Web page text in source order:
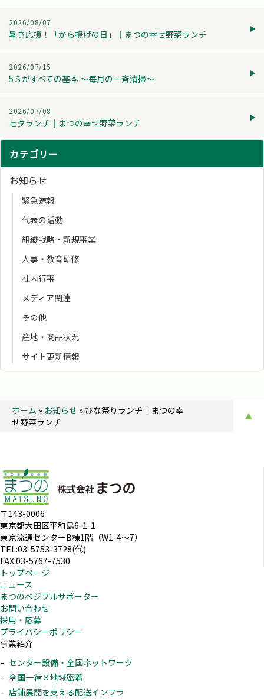
2026/08/07
暑さ応援！「から揚げの日」│まつの幸せ野菜ランチ
2026/07/15
5Ｓがすべての基本 ～毎月の一斉清掃～
2026/07/08
七夕ランチ│まつの幸せ野菜ランチ
カテゴリー
お知らせ
緊急速報
代表の活動
組織戦略・新規事業
人事・教育研修
社内行事
メディア関連
その他
産地・商品状況
サイト更新情報
ホーム » お知らせ » ひな祭りランチ│まつの幸
せ野菜ランチ
▲
〒143-0006
東京都大田区平和島6-1-1
東京流通センターB棟1階（W1-4～7）
TEL:03-5753-3728(代)
FAX:03-5767-7530
トップページ
ニュース
まつのベジフルサポーター
お問い合わせ
採用・応募
プライバシーポリシー
事業紹介
センター設備・全国ネットワーク
全国一律×地域密着
店舗展開を支える配送インフラ